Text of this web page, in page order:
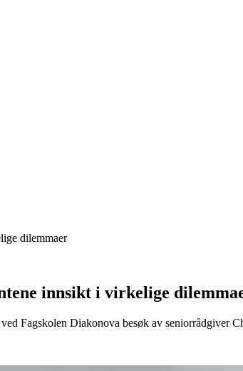
dilemmaer
innsikt i virkelige
Fagskolen Diakonova besøk av seniorrådgiver